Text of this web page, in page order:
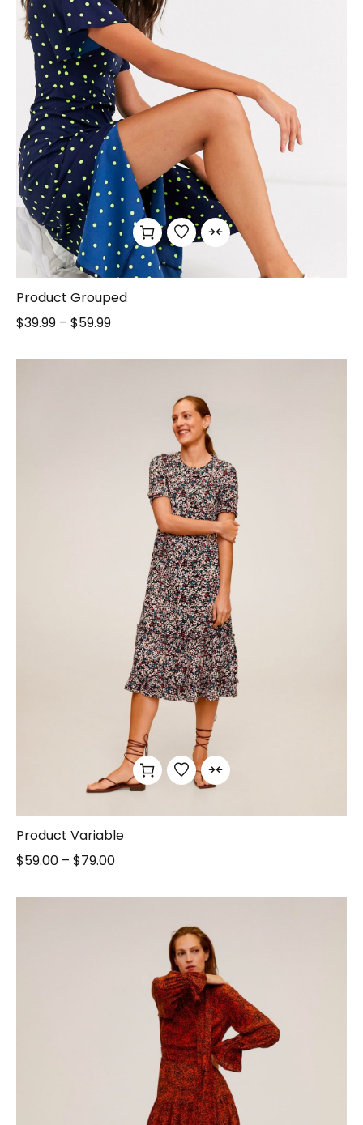
Product Grouped
$39.99 – $59.99
Product Variable
$59.00 – $79.00